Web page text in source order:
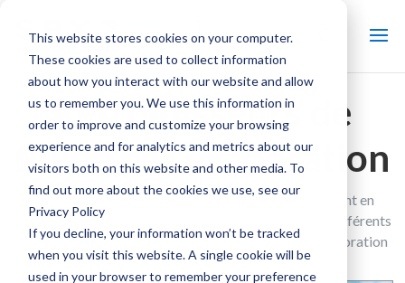
This website stores cookies on your computer.
These cookies are used to collect information
about how you interact with our website and allow
us to remember you. We use this information in
order to improve and customize your browsing
experience and for analytics and metrics about our
visitors both on this website and other media. To
find out more about the cookies we use, see our
Privacy Policy
If you decline, your information won’t be tracked
when you visit this website. A single cookie will be
used in your browser to remember your preference
Refroidisseurs de
fluide par évaporation
Notre gamme diversifiée de tours de refroidissement en
circuit fermé de qualité, conçues pour répondre aux différents
besoins des applications de refroidissement par évaporation
en boucle fermée